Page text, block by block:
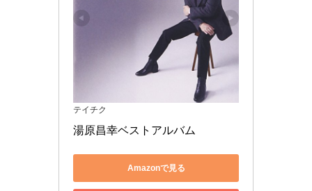
テイチク
湯原昌幸ベストアルバム
Amazonで見る